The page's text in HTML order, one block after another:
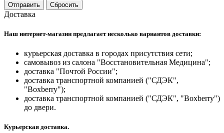
Отправить Сбросить
Доставка
Наш интернет-магазин предлагает несколько вариантов доставки:
курьерская доставка в городах присутствия сети;
самовывоз из салона "Восстановительная Медицина";
доставка "Почтой России";
доставка транспортной компанией ("СДЭК",
"Boxberry");
доставка транспортной компанией ("СДЭК", "Boxberry")
до двери.
Курьерская доставка.